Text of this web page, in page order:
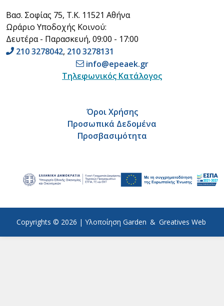
Βασ. Σοφίας 75, Τ.Κ. 11521 Αθήνα
Ωράριο Υποδοχής Κοινού:
Δευτέρα - Παρασκευή, 09:00 - 17:00
210 3278042, 210 3278131
info@epeaek.gr
Τηλεφωνικός Κατάλογος
Όροι Χρήσης
Προσωπικά Δεδομένα
Προσβασιμότητα
Copyrights © 2026 | Υλοποίηση Garden & Greatives Web